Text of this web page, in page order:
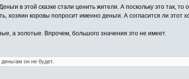
в этой сказке стали ценить жители. А поскольку это так,
хозяин коровы попросит именно деньги. А согласится ли
а золотые. Впрочем, большого значения это не имеет.
он не будет.